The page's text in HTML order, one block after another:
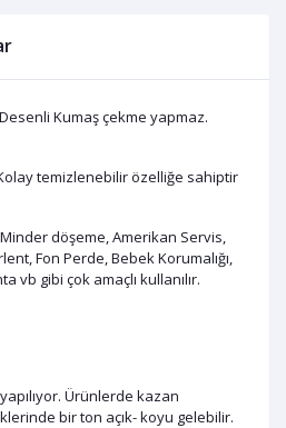
Kumaş çekme yapmaz.
temizlenebilir özelliğe sahiptir
döşeme, Amerikan Servis,
Fon Perde, Bebek Korumalığı,
vb gibi çok amaçlı kullanılır.
Ürünlerde kazan
bir ton açık- koyu gelebilir.